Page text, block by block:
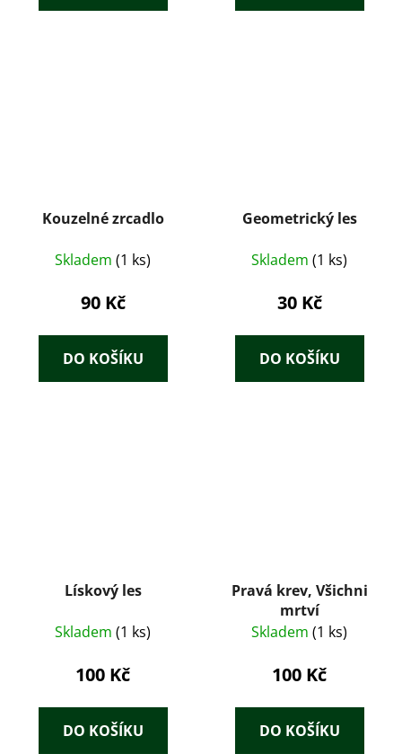
Kouzelné zrcadlo
Skladem (1 ks)
90 Kč
DO KOŠÍKU
Geometrický les
Skladem (1 ks)
30 Kč
DO KOŠÍKU
Lískový les
Skladem (1 ks)
100 Kč
DO KOŠÍKU
Pravá krev, Všichni
mrtví
Skladem (1 ks)
100 Kč
DO KOŠÍKU